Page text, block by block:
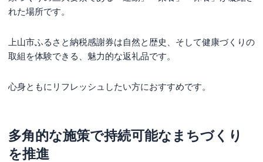
れた場所です。
上山市ふるさと納税感謝券は自然と歴史、そして健康づくりの
取組を体験できる、魅力的な返礼品です。
心身ともにリフレッシュしたい方におすすめです。
多角的な施策で持続可能なまちづくり
を推進